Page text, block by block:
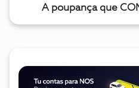
A poupança que